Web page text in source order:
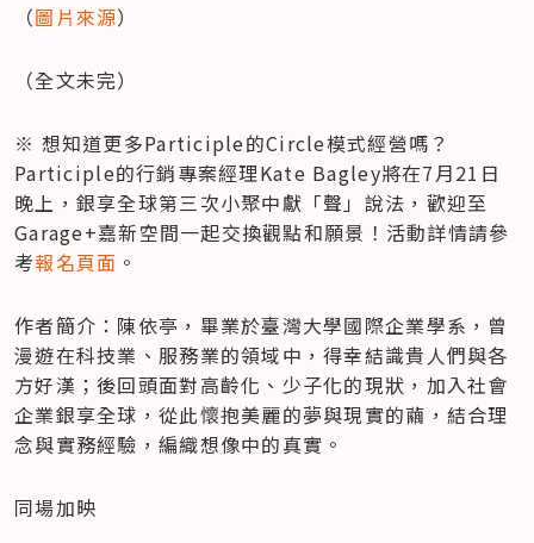
（圖片來源）
（全文未完）
※ 想知道更多Participle的Circle模式經營嗎？
Participle的行銷專案經理Kate Bagley將在7月21日
晚上，銀享全球第三次小聚中獻「聲」說法，歡迎至
Garage+嘉新空間一起交換觀點和願景！活動詳情請參
考報名頁面 。
作者簡介：陳依亭，畢業於臺灣大學國際企業學系，曾
漫遊在科技業、服務業的領域中，得幸結識貴人們與各
方好漢；後回頭面對高齡化、少子化的現狀，加入社會
企業銀享全球，從此懷抱美麗的夢與現實的繭，結合理
念與實務經驗，編織想像中的真實。
同場加映